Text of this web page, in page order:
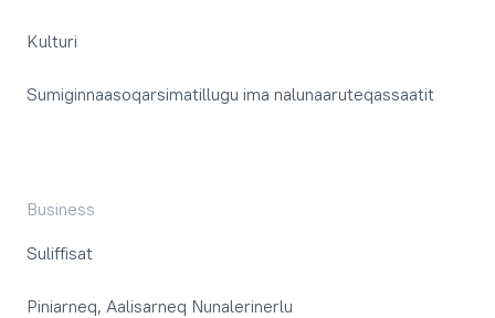
Kulturi
Sumiginnaasoqarsimatillugu ima nalunaaruteqassaatit
Business
Suliffisat
Piniarneq, Aalisarneq Nunalerinerlu